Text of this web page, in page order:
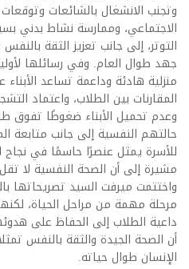
وتجنب الانشغال بالشائعات
الاجتماعي، وممارسة نشاط بدني
التوتر، إلى جانب تعزيز الثقة
جهد طوال العام. وفي رسائلها
منزلية هادئة وداعمة تساعد
المقارنات بين الطلاب، واعتماد
وعدم تحميل الأبناء ضغوطًا تفوق
حالتهم النفسية إلى جانب متابعة
للأسرة يمثل عنصرًا حاسمًا في نجاح
مشيرة إلى أن الصحة النفسية لا
واختتمت ميرفت السيد تصريحاتها
مرحلة مهمة من مراحل الحياة،
داعية الطلاب إلى الحفاظ على
أن الصحة الجيدة والثقة بالنفس
الإنسان طوال حياته.